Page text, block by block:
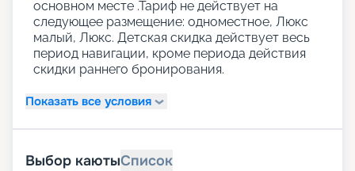
основном месте .Тариф не действует на
следующее размещение: одноместное, Люкс
малый, Люкс. Детская скидка действует весь
период навигации, кроме периода действия
скидки раннего бронирования.
Показать все условия
Выбор каютыСписок